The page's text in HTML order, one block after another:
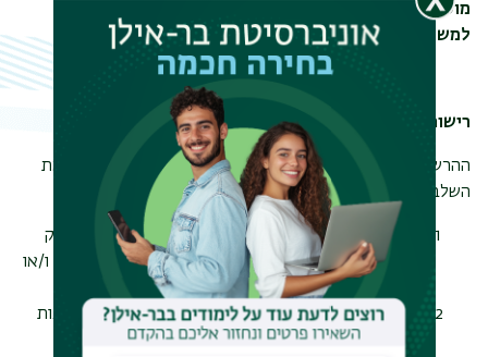
מועמד המבקש לערער על אי קבלתו יפנה במכתב מנומק
למשרדי המכינה
רישום
ההרשמה מתבצעת דרך אתר האינטרנט של התוכנית, וכוללת את
השלבים הבאים:
תשלום דמי רישום בסך 242 ש"ח (אשר אינםמהווים חלק
משכ"ל, ולא יוחזרו גם אם לא התקבל המועמד ללימודים ו/או
לא מימש את זכותו ללמוד).
צירוף המסמכים הנדרשים (צילום ת"ז + אישור על 12 שנות
לימוד/תעודת בגרות).